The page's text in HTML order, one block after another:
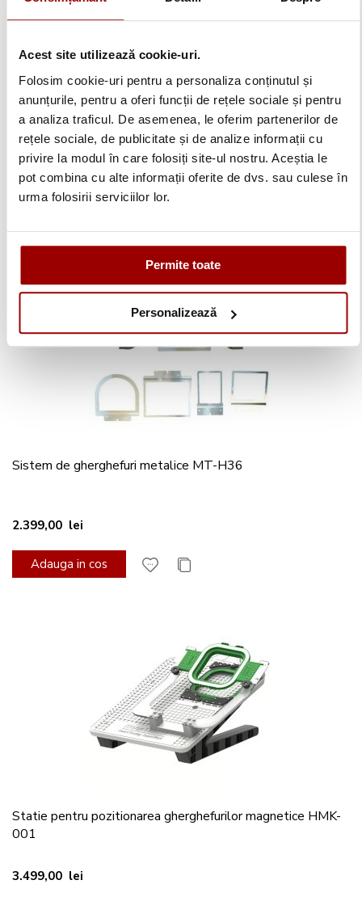
Acest site utilizează cookie-uri.
Folosim cookie-uri pentru a personaliza conținutul și
anunțurile, pentru a oferi funcții de rețele sociale și pentru
a analiza traficul. De asemenea, le oferim partenerilor de
rețele sociale, de publicitate și de analize informații cu
privire la modul în care folosiți site-ul nostru. Aceștia le
pot combina cu alte informații oferite de dvs. sau culese în
urma folosirii serviciilor lor.
Permite toate
Personalizează
Sistem de gherghefuri metalice MT-BPR
2.399,00 lei
Sistem de gherghefuri metalice MT-H36
2.399,00 lei
Adauga in cos
Statie pentru pozitionarea gherghefurilor magnetice HMK-
001
3.499,00 lei